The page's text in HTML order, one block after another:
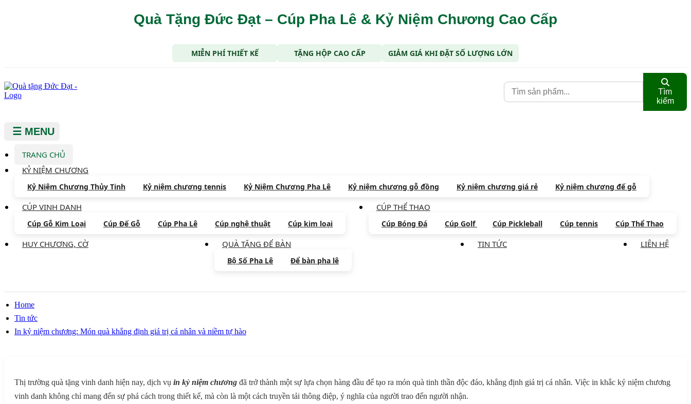
Quà Tặng Đức Đạt – Cúp Pha Lê & Kỷ Niệm Chương Cao Cấp
MIỄN PHÍ THIẾT KẾ TẶNG HỘP CAO CẤP GIẢM GIÁ KHI ĐẶT SỐ LƯỢNG LỚN
Tìm
kiếm
☰ MENU
TRANG CHỦ
KỶ NIỆM CHƯƠNG
Kỷ Niệm Chương Thủy Tinh Kỷ niệm chương tennis Kỷ Niệm Chương Pha Lê Kỷ niệm chương gỗ đồng Kỷ niệm chương giá rẻ Kỷ niệm chương đế gỗ
CÚP VINH DANH
Cúp Gỗ Kim Loại Cúp Đế Gỗ Cúp Pha Lê Cúp nghệ thuật Cúp kim loại
CÚP THỂ THAO
Cúp Bóng Đá Cúp Golf Cúp Pickleball Cúp tennis Cúp Thể Thao
HUY CHƯƠNG, CỜ QUÀ TẶNG ĐỂ BÀN
Bộ Số Pha Lê Để bàn pha lê
TIN TỨC LIÊN HỆ
Home
Tin tức
In kỷ niệm chương: Món quà khẳng định giá trị cá nhân và niềm tự hào
Thị trường quà tặng vinh danh hiện nay, dịch vụ in kỷ niệm chương đã trở thành một sự lựa chọn hàng đầu để tạo ra món quà tinh thần độc đáo, khẳng định giá trị cá nhân. Việc in khắc kỷ niệm chương
vinh danh không chỉ mang đến sự phá cách trong thiết kế, mà còn là một cách truyền tải thông điệp, ý nghĩa của người trao đến người nhận.